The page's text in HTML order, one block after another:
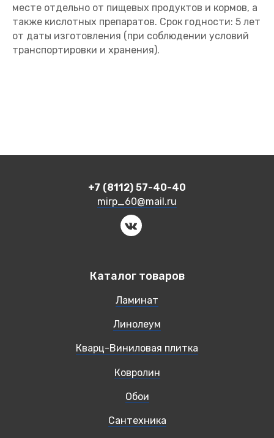
месте отдельно от пищевых продуктов и кормов, а
также кислотных препаратов. Срок годности: 5 лет
от даты изготовления (при соблюдении условий
транспортировки и хранения).
+7 (8112) 57-40-40
mirp_60@mail.ru
Каталог товаров
Ламинат
Линолеум
Кварц-Виниловая плитка
Ковролин
Обои
Сантехника